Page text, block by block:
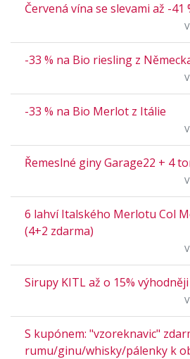
Červená vína se slevami až -41
-33 % na Bio riesling z
-33 % na Bio Merlot z Itálie
Řemeslné giny Garage22 + 4
6 lahví Italského Merlotu Col
(4+2 zdarma)
Sirupy KITL až o 15% výhodněji
S kupónem: "vzoreknavic"
rumu/ginu/whisky/pálenky k